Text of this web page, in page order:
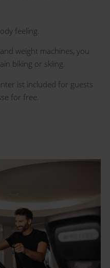
feeling.
weight machines, you
biking or skiing.
ist included for guests
for free.